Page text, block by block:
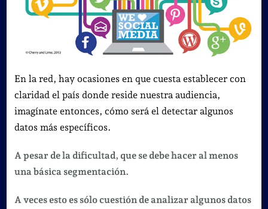
En la red, hay ocasiones en que cuesta establecer con
claridad el país donde reside nuestra audiencia,
imagínate entonces, cómo será el detectar algunos
datos más específicos.
A pesar de la dificultad, que se debe hacer al menos
una básica segmentación.
A veces esto es sólo cuestión de analizar algunos datos